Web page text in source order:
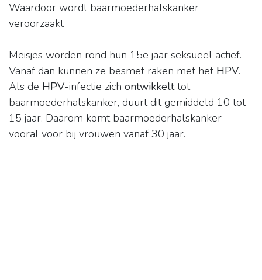
Waardoor wordt baarmoederhalskanker
veroorzaakt
Meisjes worden rond hun 15e jaar seksueel actief.
Vanaf dan kunnen ze besmet raken met het HPV.
Als de HPV-infectie zich ontwikkelttot
baarmoederhalskanker, duurt dit gemiddeld 10 tot
15 jaar. Daarom komt baarmoederhalskanker
vooral voor bij vrouwen vanaf 30 jaar.